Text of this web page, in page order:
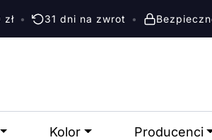
• 31 dni na zwrot •
Kolor Producenci